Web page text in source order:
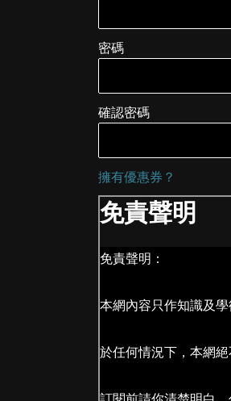
密碼
確認密碼
擁有優惠券？